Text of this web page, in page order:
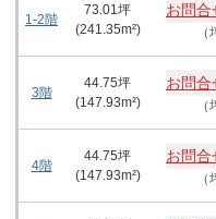
1-2階
73.01坪
(241.35m²)
お問合
（
3階
44.75坪
(147.93m²)
お問合
（
4階
44.75坪
(147.93m²)
お問合
（